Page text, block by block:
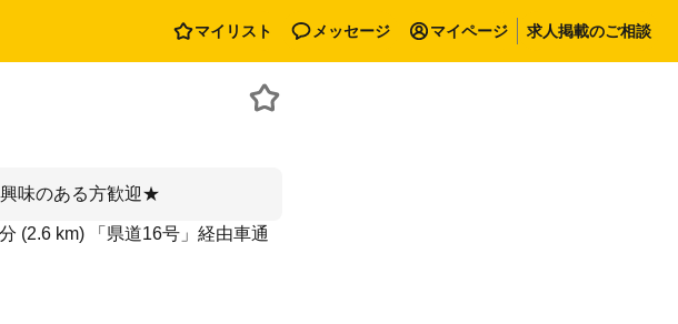
マイリスト メッセージ マイページ 求人掲載のご相談
味のある方歓迎★
(2.6 km) 「県道16号」経由車通